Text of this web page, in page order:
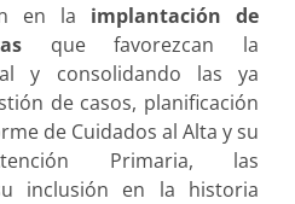
en la implantación de
que favorezcan la
y consolidando las ya
de casos, planificación
de Cuidados al Alta y su
Primaria, las
inclusión en la historia